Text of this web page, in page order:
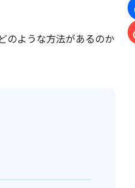
のような方法があるのか